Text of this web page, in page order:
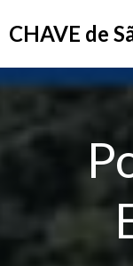
CHAVE de